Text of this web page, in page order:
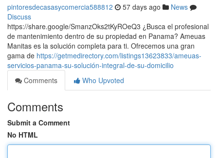
pintoresdecasasycomercia588812 57 days ago
News
Discuss
https://share.google/SmanzOks2tKyROeQ3 ¿Busca el profesional
de mantenimiento dentro de su propiedad en Panama? Ameuas
Manitas es la solución completa para ti. Ofrecemos una gran
gama de https://getmedirectory.com/listings13623833/ameuas-
servicios-panama-su-solución-integral-de-su-domicilio
Comments
Who Upvoted
Comments
Submit a Comment
No HTML